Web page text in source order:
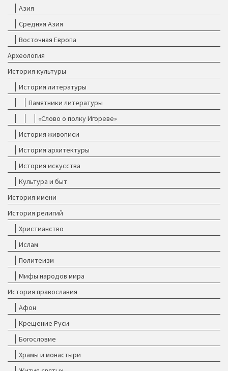
Азия
Средняя Азия
Восточная Европа
Археология
История культуры
История литературы
Памятники литературы
«Слово о полку Игореве»
История живописи
История архитектуры
История искусства
Культура и быт
История имени
История религий
Христианство
Ислам
Политеизм
Мифы народов мира
История православия
Афон
Крещение Руси
Богословие
Храмы и монастыри